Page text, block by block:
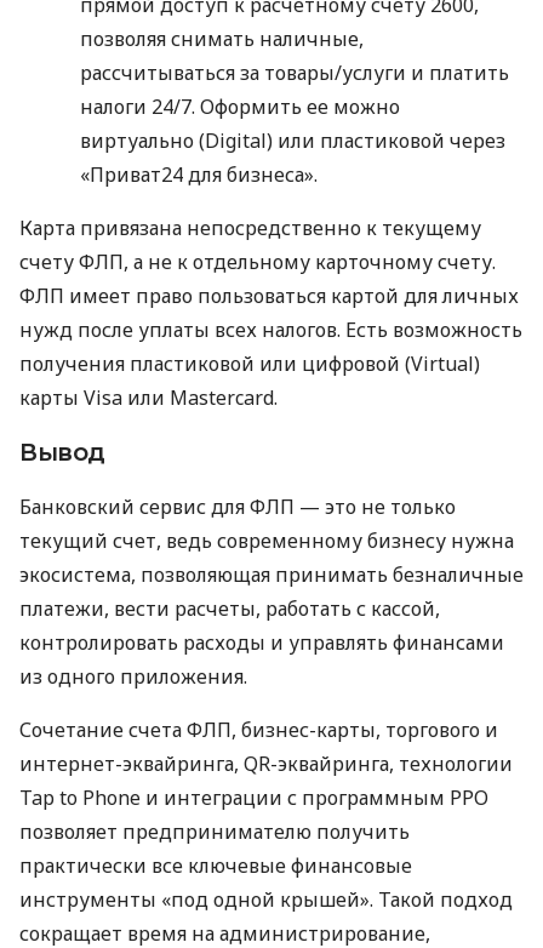
позволяя снимать наличные,
рассчитываться за товары/услуги и платить
налоги 24/7. Оформить ее можно
виртуально (Digital) или пластиковой через
«Приват24 для бизнеса».
Карта привязана непосредственно к текущему
счету ФЛП, а не к отдельному карточному счету.
ФЛП имеет право пользоваться картой для личных
нужд после уплаты всех налогов. Есть возможность
получения пластиковой или цифровой (Virtual)
карты Visa или Mastercard.
Вывод
Банковский сервис для ФЛП — это не только
текущий счет, ведь современному бизнесу нужна
экосистема, позволяющая принимать безналичные
платежи, вести расчеты, работать с кассой,
контролировать расходы и управлять финансами
из одного приложения.
Сочетание счета ФЛП, бизнес-карты, торгового и
интернет-эквайринга, QR-эквайринга, технологии
Tap to Phone и интеграции с программным РРО
позволяет предпринимателю получить
практически все ключевые финансовые
инструменты «под одной крышей». Такой подход
сокращает время на администрирование,